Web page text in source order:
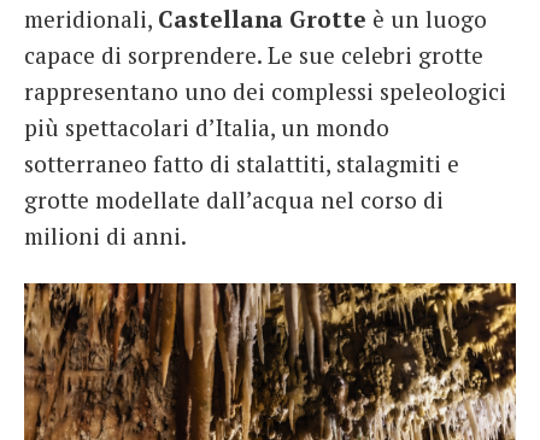
meridionali, Castellana Grotte è un luogo
capace di sorprendere. Le sue celebri grotte
rappresentano uno dei complessi speleologici
più spettacolari d’Italia, un mondo
sotterraneo fatto di stalattiti, stalagmiti e
grotte modellate dall’acqua nel corso di
milioni di anni.